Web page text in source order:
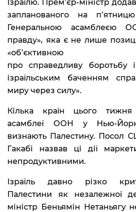
Ізраїлю. Прем’єр-міністр
запланованого на
Генеральною асамблеєю
правду», яка є не лише
«об’єктивною
про справедливу боротьбу
ізраїльським баченням
миру через силу».
Кілька країн цього тижня
асамблеї ООН у Нью-
визнають Палестину. Посол
Гакабі назвав ці дії
непродуктивними.
Ізраїль давно різко
Палестини як незалежної
міністр Беньямін Нетаньягу